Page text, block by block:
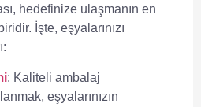
hedefinize ulaşmanın en
İşte, eşyalarınızı
: Kaliteli ambalaj
eşyalarınızın